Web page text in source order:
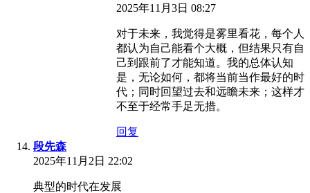
2025年11月3日 08:27
对于未来，我觉得是雾里看花，每个人
都认为自己能看个大概，但结果只有自
己到跟前了才能知道。我的总体认知
是，无论如何，都将当前当作最好的时
代；同时回望过去和远瞻未来；这样才
不至于经常手足无措。
回复
段先森
2025年11月2日 22:02
典型的时代在发展